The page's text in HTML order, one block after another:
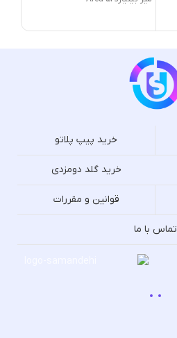
خرید پیپ پلاتو
خرید گلد دومزدی
قوانین و مقررات
تماس با ما